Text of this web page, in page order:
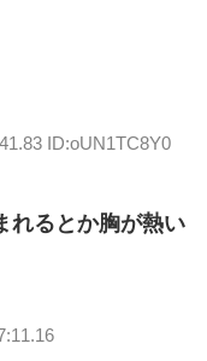
ID:oUN1TC8Y0
れるとか胸が熱い